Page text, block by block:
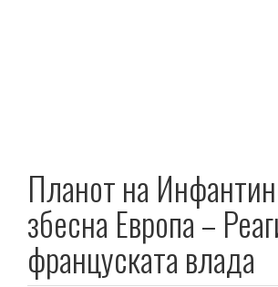
Планот на
збесна Европа –
француската влада